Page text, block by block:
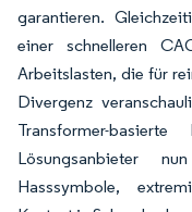
garantieren.
einer schnelleren
Arbeitslasten, die für
Divergenz
Transformer-
Lösungsanbieter
Hasssymbole,